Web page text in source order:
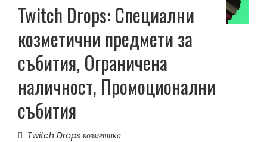
Twitch Drops: Специални
козметични предмети за
събития, Ограничена
наличност, Промоционални
събития
Twitch Drops козметика